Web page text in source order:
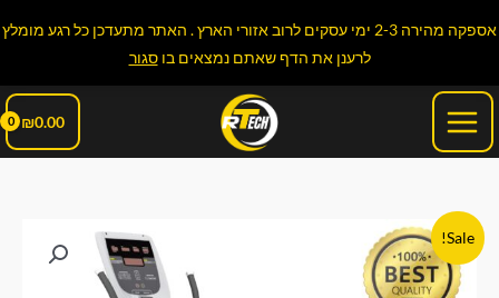
אספקה מהירה 2-3 ימי עסקים לרוב אזורי הארץ . האתר מתעדכן כל רגע מומלץ
לרענן את הדף שאתם נמצאים בוסגור
לתוכן
Main
Menu
₪0.00
Sale!
המקורי
הנוכחי
כמות
של
אליפטיקל